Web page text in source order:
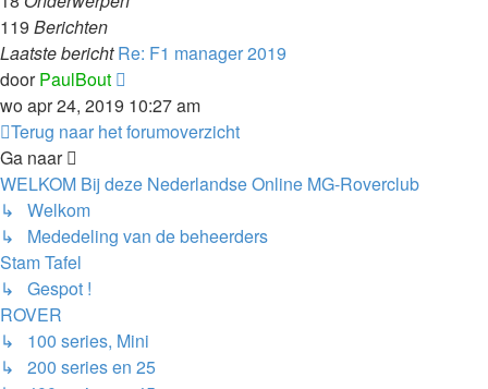
119 Berichten
Laatste bericht Re: F1 manager 2019
doorPaulBout
laatste
bericht
wo apr 24, 2019 10:27 am
Terug naar het forumoverzicht
Ga naar
WELKOM Bij deze Nederlandse Online MG-Roverclub
↳ Welkom
↳ Mededeling van de beheerders
Stam Tafel
↳ Gespot !
ROVER
↳ 100 series, Mini
↳ 200 series en 25